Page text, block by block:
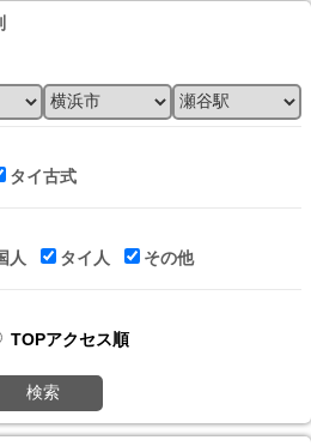
タイ古式
人 タイ人 その他
TOPアクセス順
検索